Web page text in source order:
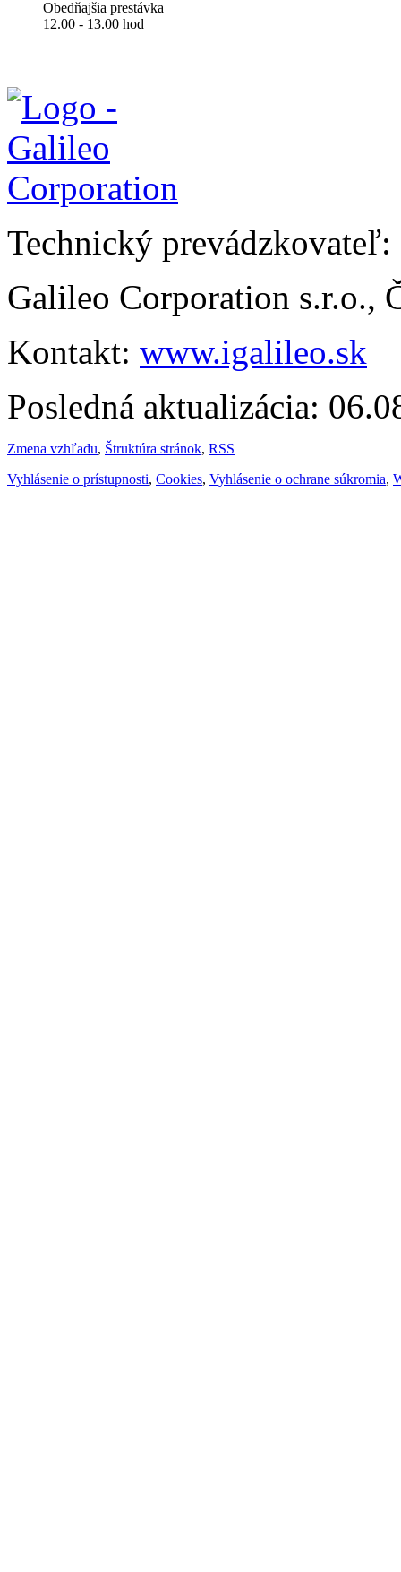
Obedňajšia prestávka
12.00 - 13.00 hod
Technický prevádzkovateľ:
Galileo Corporation s.r.o.,
Kontakt: www.igalileo.sk
Posledná aktualizácia:
Zmena vzhľadu, Štruktúra stránok, RSS
Vyhlásenie o prístupnosti, Cookies, Vyhlásenie o ochrane súkromia,